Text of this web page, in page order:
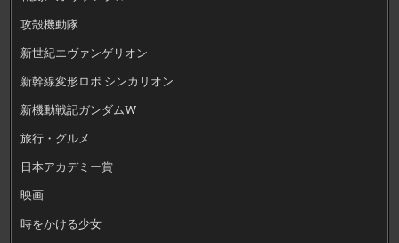
攻殻機動隊
新世紀エヴァンゲリオン
新幹線変形ロボ シンカリオン
新機動戦記ガンダムW
旅行・グルメ
日本アカデミー賞
映画
時をかける少女